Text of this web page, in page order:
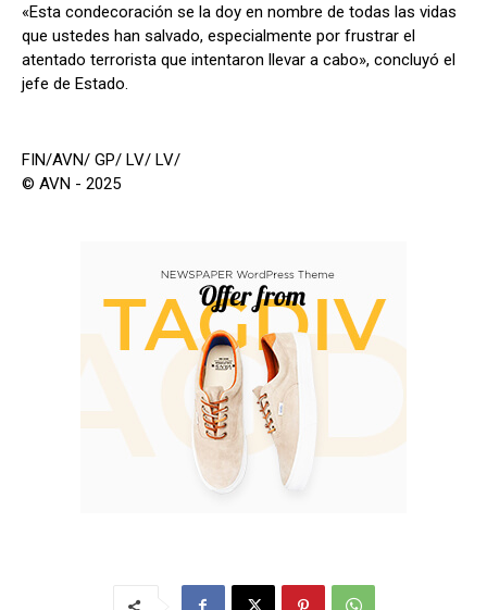
«Esta condecoración se la doy en nombre de todas las vidas
que ustedes han salvado, especialmente por frustrar el
atentado terrorista que intentaron llevar a cabo», concluyó el
jefe de Estado.
FIN/AVN/ GP/ LV/ LV/
© AVN - 2025